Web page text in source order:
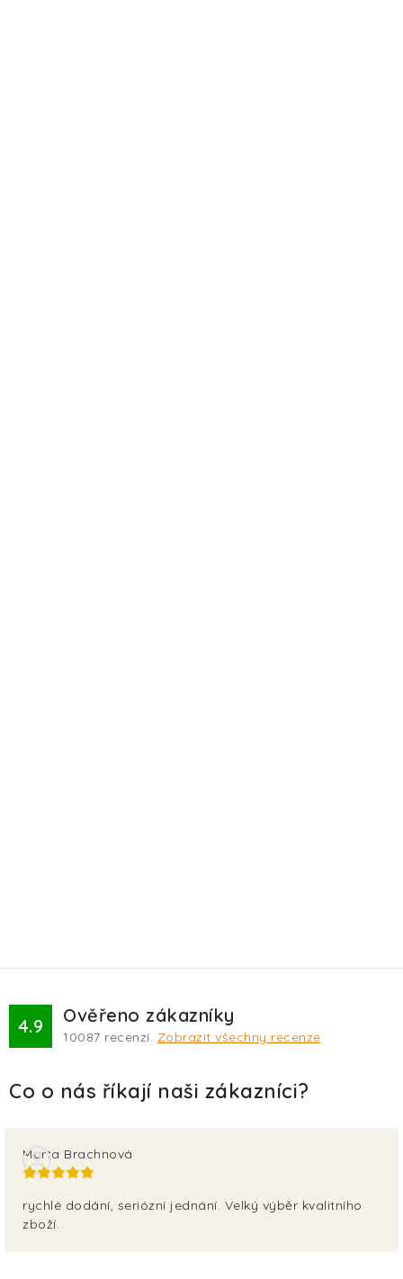
4.9 Ověřeno zákazníky
10087 recenzí. Zobrazit všechny recenze
Marta Brachnová
rychlé dodání, seriózní jednání. Velký výběr kvalitního
zboží.